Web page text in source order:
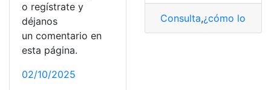
o regístrate y
déjanos
un comentario en
esta página.
02/10/2025
Consulta,¿cómo lo